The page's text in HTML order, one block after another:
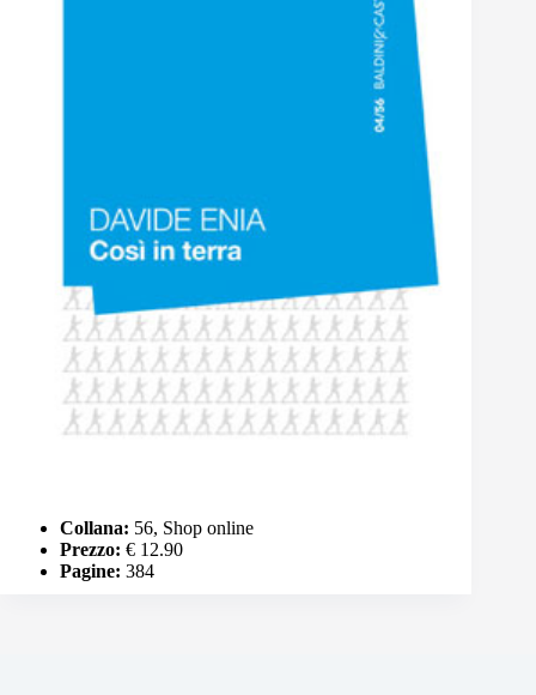
Collana: 56, Shop online
Prezzo: € 12.90
Pagine: 384